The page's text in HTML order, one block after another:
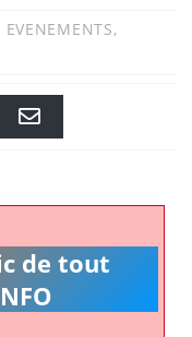
EVENEMENTS,
de tout